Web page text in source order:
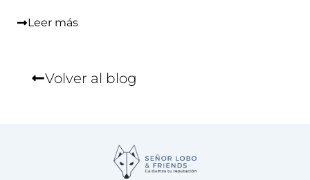
Leer más
Volver al blog